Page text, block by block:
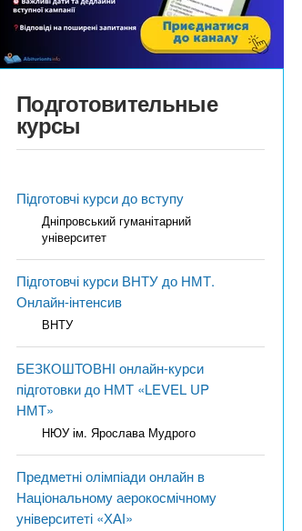
Подготовительные
курсы
Підготовчі курси до вступу
Дніпровський гуманітарний
університет
Підготовчі курси ВНТУ до НМТ.
Онлайн-інтенсив
ВНТУ
БЕЗКОШТОВНІ онлайн-курси
підготовки до НМТ «LEVEL UP
НМТ»
НЮУ ім. Ярослава Мудрого
Предметні олімпіади онлайн в
Національному аерокосмічному
університеті «ХАІ»